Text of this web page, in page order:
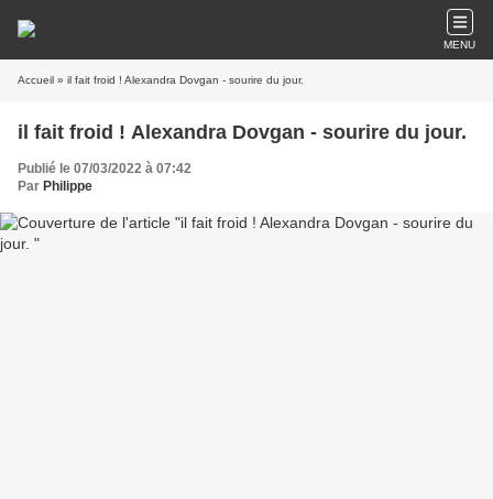
MENU
Accueil » il fait froid ! Alexandra Dovgan - sourire du jour.
il fait froid ! Alexandra Dovgan - sourire du jour.
Publié le 07/03/2022 à 07:42
Par Philippe